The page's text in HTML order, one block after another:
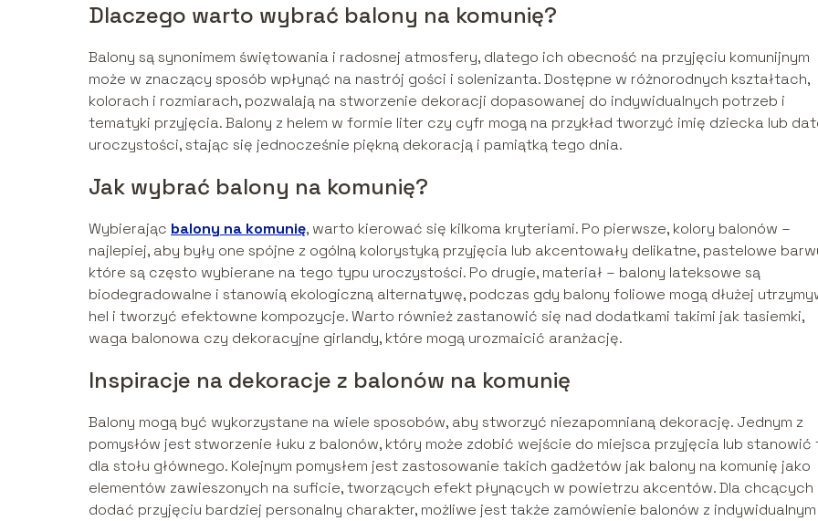
Dlaczego warto wybrać balony na komunię?
Balony są synonimem świętowania i radosnej atmosfery, dlatego ich obecność na przyjęciu komunijnym
może w znaczący sposób wpłynąć na nastrój gości i solenizanta. Dostępne w różnorodnych kształtach,
kolorach i rozmiarach, pozwalają na stworzenie dekoracji dopasowanej do indywidualnych potrzeb i
tematyki przyjęcia. Balony z helem w formie liter czy cyfr mogą na przykład tworzyć imię dziecka lub
uroczystości, stając się jednocześnie piękną dekoracją i pamiątką tego dnia.
Jak wybrać balony na komunię?
Wybierając balony na komunię, warto kierować się kilkoma kryteriami. Po pierwsze, kolory balonów –
najlepiej, aby były one spójne z ogólną kolorystyką przyjęcia lub akcentowały delikatne, pastelowe
które są często wybierane na tego typu uroczystości. Po drugie, materiał – balony lateksowe są
biodegradowalne i stanowią ekologiczną alternatywę, podczas gdy balony foliowe mogą dłużej
hel i tworzyć efektowne kompozycje. Warto również zastanowić się nad dodatkami takimi jak tasiemki,
waga balonowa czy dekoracyjne girlandy, które mogą urozmaicić aranżację.
Inspiracje na dekoracje z balonów na komunię
Balony mogą być wykorzystane na wiele sposobów, aby stworzyć niezapomnianą dekorację. Jednym z
pomysłów jest stworzenie łuku z balonów, który może zdobić wejście do miejsca przyjęcia lub stanowić
dla stołu głównego. Kolejnym pomysłem jest zastosowanie takich gadżetów jak balony na komunię jako
elementów zawieszonych na suficie, tworzących efekt płynących w powietrzu akcentów. Dla chcących
dodać przyjęciu bardziej personalny charakter, możliwe jest także zamówienie balonów z indywidualnym